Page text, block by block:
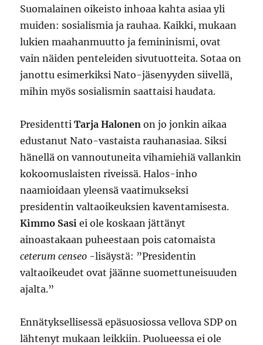
Suomalainen oikeisto inhoaa kahta asiaa yli
muiden: sosialismia ja rauhaa. Kaikki, mukaan
lukien maahanmuutto ja femininismi, ovat
vain näiden penteleiden sivutuotteita. Sotaa on
janottu esimerkiksi Nato-jäsenyyden siivellä,
mihin myös sosialismin saattaisi haudata.
PresidenttiTarja Halonenon jo jonkin aikaa
edustanut Nato-vastaista rauhanasiaa. Siksi
hänellä on vannoutuneita vihamiehiä vallankin
kokoomuslaisten riveissä. Halos-inho
naamioidaan yleensä vaatimukseksi
presidentin valtaoikeuksien kaventamisesta.
Kimmo Sasi ei ole koskaan jättänyt
ainoastakaan puheestaan pois catomaista
ceterum censeo -lisäystä: ”Presidentin
valtaoikeudet ovat jäänne suomettuneisuuden
ajalta.”
Ennätyksellisessä epäsuosiossa vellova SDP on
lähtenyt mukaan leikkiin. Puolueessa ei ole